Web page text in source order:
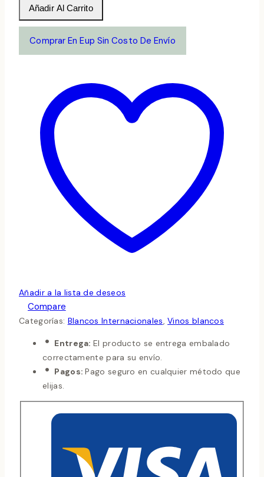
BLanco
2021
Añadir Al Carrito
Comprar En Eup Sin Costo De Envío
Añadir a la lista de deseos
Compare
Categorías: Blancos Internacionales,Vinos blancos
Entrega:El producto se entrega embalado
correctamente para su envío.
Pagos:Pago seguro en cualquier método que
elijas.